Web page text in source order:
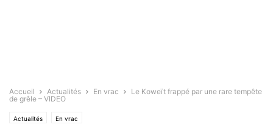
Accueil Actualités En vrac
Le Koweït frappé par une rare tempête
de grêle – VIDEO
Actualités En vrac